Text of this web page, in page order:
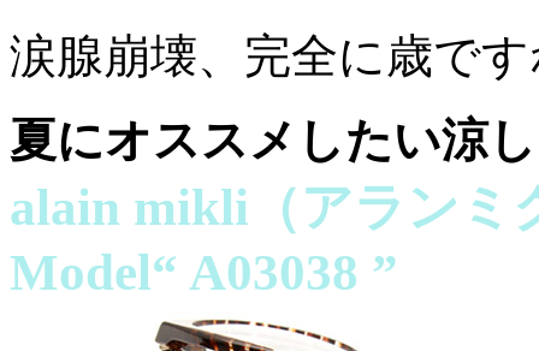
涙腺崩壊、完全に歳で
夏にオススメしたい涼
alain mikli（アランミ
Model“ A03038 ”